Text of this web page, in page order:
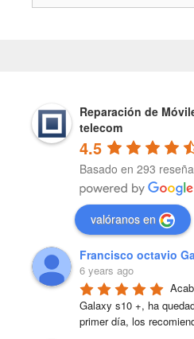
Reparación de
telecom
4.5
Basado en 293
valóranos en
Francisco octavio
6 years ago
Galaxy s10 +, ha
primer día, los